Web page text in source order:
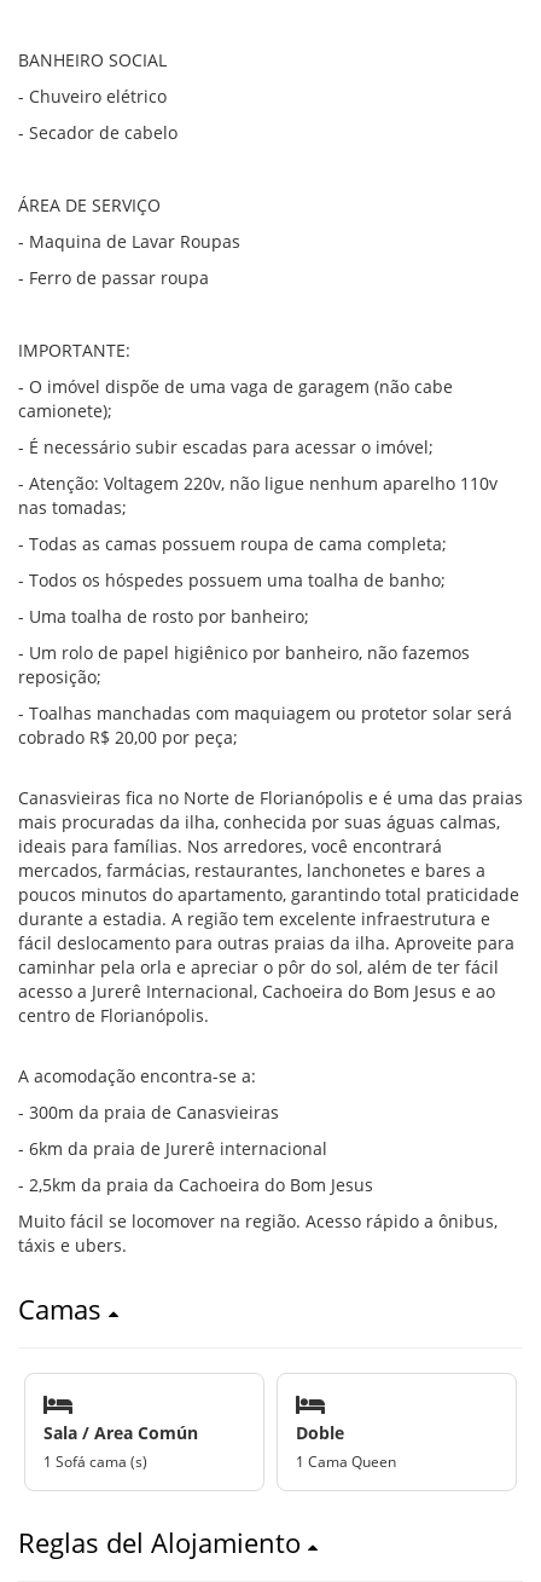
BANHEIRO SOCIAL
- Chuveiro elétrico
- Secador de cabelo
ÁREA DE SERVIÇO
- Maquina de Lavar Roupas
- Ferro de passar roupa
IMPORTANTE:
- O imóvel dispõe de uma vaga de garagem (não cabe
camionete);
- É necessário subir escadas para acessar o imóvel;
- Atenção: Voltagem 220v, não ligue nenhum aparelho 110v
nas tomadas;
- Todas as camas possuem roupa de cama completa;
- Todos os hóspedes possuem uma toalha de banho;
- Uma toalha de rosto por banheiro;
- Um rolo de papel higiênico por banheiro, não fazemos
reposição;
- Toalhas manchadas com maquiagem ou protetor solar será
cobrado R$ 20,00 por peça;
Canasvieiras fica no Norte de Florianópolis e é uma das praias
mais procuradas da ilha, conhecida por suas águas calmas,
ideais para famílias. Nos arredores, você encontrará
mercados, farmácias, restaurantes, lanchonetes e bares a
poucos minutos do apartamento, garantindo total praticidade
durante a estadia. A região tem excelente infraestrutura e
fácil deslocamento para outras praias da ilha. Aproveite para
caminhar pela orla e apreciar o pôr do sol, além de ter fácil
acesso a Jurerê Internacional, Cachoeira do Bom Jesus e ao
centro de Florianópolis.
A acomodação encontra-se a:
- 300m da praia de Canasvieiras
- 6km da praia de Jurerê internacional
- 2,5km da praia da Cachoeira do Bom Jesus
Muito fácil se locomover na região. Acesso rápido a ônibus,
táxis e ubers.
Camas
Sala / Area Común
1 Sofá cama (s)
Doble
1 Cama Queen
Reglas del Alojamiento